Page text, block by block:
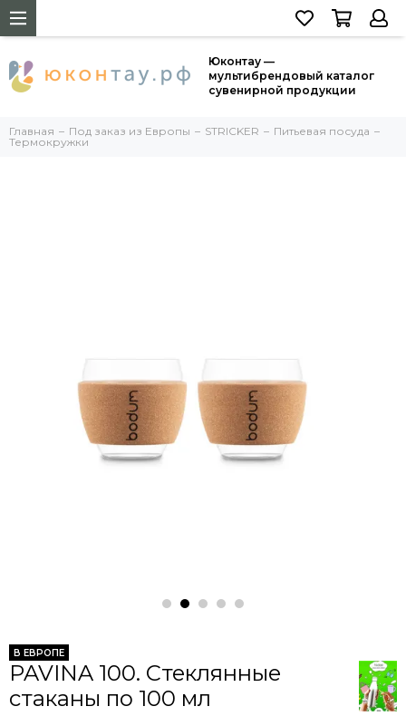
Юконтау —
мультибрендовый каталог
сувенирной продукции
Главная Под заказ из Европы STRICKER
Питьевая посуда
Термокружки
В ЕВРОПЕ
PAVINA 100. Стеклянные
стаканы по 100 мл